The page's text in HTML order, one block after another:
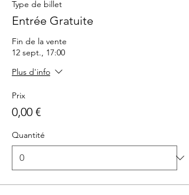
Type de billet
Entrée Gratuite
Fin de la vente
12 sept., 17:00
Plus d'info
Prix
0,00 €
Quantité